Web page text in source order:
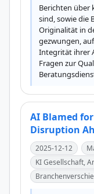
Berichten über
sind, sowie die
Originalität in
gezwungen,
Integrität ihrer
Fragen zur
AI Blamed for
Disruption
2025-12-12
KI Gesellschaft,